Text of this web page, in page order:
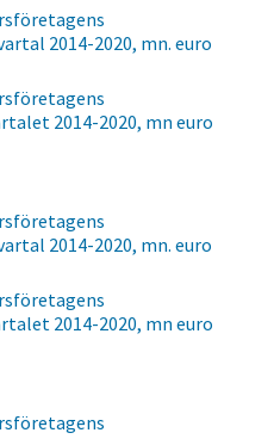
2014-2020, mn. euro
2014-2020, mn euro
2014-2020, mn. euro
2014-2020, mn euro